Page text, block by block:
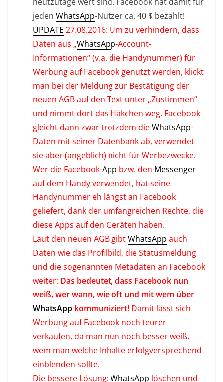
jeden WhatsApp-Nutzer ca. 40 $ bezahlt!
UPDATE 27.08.2016: Um zu verhindern, dass
Daten aus „WhatsApp-Account-
Informationen“ (v.a. die Handynummer) für
Werbung auf Facebook genutzt werden, klickt
man bei der Meldung zur Bestätigung der
neuen AGB auf den Text unter „Zustimmen“
und nimmt dort das Häkchen weg. Facebook
gleicht dann zwar trotzdem dieWhatsApp-
Daten mit seiner Datenbank ab, verwendet
sie aber (angeblich) nicht für Werbezwecke.
Wer die Facebook-App bzw. den Messenger
auf dem Handy verwendet, hat seine
Handynummer eh längst an Facebook
geliefert, dank der umfangreichen Rechte, die
diese Apps auf den Geräten haben.
Laut den neuen AGB gibtWhatsApp auch
Daten wie das Profilbild, die Statusmeldung
und die sogenannten Metadaten an Facebook
weiter: Das bedeutet, dass Facebook nun
weiß, wer wann, wie oft und mit wem über
WhatsApp kommuniziert! Damit lässt sich
Werbung auf Facebook noch teurer
verkaufen, da man nun noch besser weiß,
wem man welche Inhalte erfolgversprechend
einblenden sollte.
Die bessere Lösung: WhatsApp löschen und